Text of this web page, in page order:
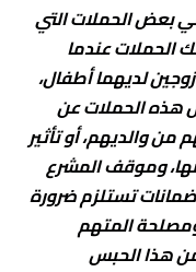
بعض الحملات التي
الحملات عندما
لديهما أطفال،
هذه الحملات عن
والديهم، أو تأثير
وموقف المشرع
تستلزم ضرورة
المتهم
من هذا الحبس